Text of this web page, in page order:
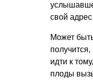
свой адрес.
Может
получится,
идти к
плоды